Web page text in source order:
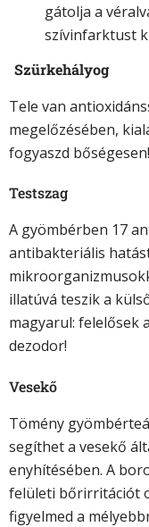
gátolja a
szívinfarktust
Szürkehályog
Tele van
megelőzésében,
fogyaszd bőségesen!
Testszag
A gyömbérben 17
antibakteriális
illatúvá teszik a
magyarul: felelősek
dezodor!
Vesekő
Tömény
segíthet a vesekő
enyhítésében. A
felületi bőrirritációt
figyelmed a